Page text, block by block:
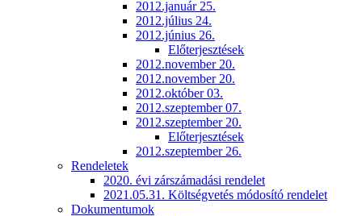
2012.január 25.
2012.július 24.
2012.június 26.
Előterjesztések
2012.november 20.
2012.november 20.
2012.október 03.
2012.szeptember 07.
2012.szeptember 20.
Előterjesztések
2012.szeptember 26.
Rendeletek
2020. évi zárszámadási rendelet
2021.05.31. Költségvetés módosító rendelet
Dokumentumok